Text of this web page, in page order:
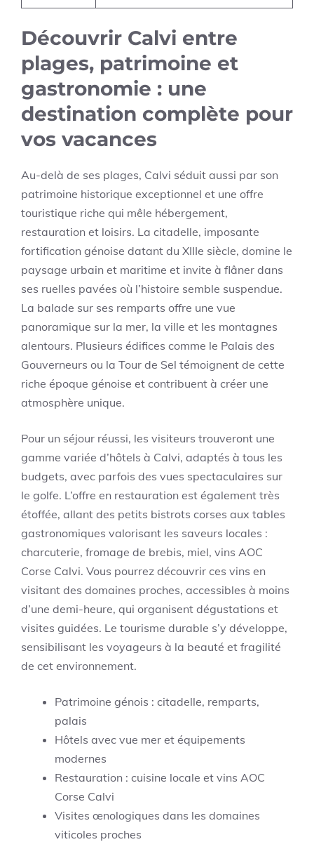
Découvrir Calvi entre
plages, patrimoine et
gastronomie : une
destination complète pour
vos vacances
Au-delà de ses plages, Calvi séduit aussi par son
patrimoine historique exceptionnel et une offre
touristique riche qui mêle hébergement,
restauration et loisirs. La citadelle, imposante
fortification génoise datant du XIIIe siècle, domine le
paysage urbain et maritime et invite à flâner dans
ses ruelles pavées où l’histoire semble suspendue.
La balade sur ses remparts offre une vue
panoramique sur la mer, la ville et les montagnes
alentours. Plusieurs édifices comme le Palais des
Gouverneurs ou la Tour de Sel témoignent de cette
riche époque génoise et contribuent à créer une
atmosphère unique.
Pour un séjour réussi, les visiteurs trouveront une
gamme variée d’hôtels à Calvi, adaptés à tous les
budgets, avec parfois des vues spectaculaires sur
le golfe. L’offre en restauration est également très
étoffée, allant des petits bistrots corses aux tables
gastronomiques valorisant les saveurs locales :
charcuterie, fromage de brebis, miel, vins AOC
Corse Calvi. Vous pourrez découvrir ces vins en
visitant des domaines proches, accessibles à moins
d’une demi-heure, qui organisent dégustations et
visites guidées. Le tourisme durable s’y développe,
sensibilisant les voyageurs à la beauté et fragilité
de cet environnement.
Patrimoine génois : citadelle, remparts,
palais
Hôtels avec vue mer et équipements
modernes
Restauration : cuisine locale et vins AOC
Corse Calvi
Visites œnologiques dans les domaines
viticoles proches